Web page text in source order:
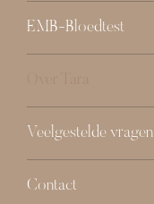
EMB-Bloedtest
Veelgestelde vragen
Contact